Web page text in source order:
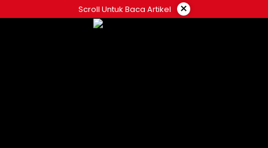
ke
Scroll Untuk Baca Artikel ×